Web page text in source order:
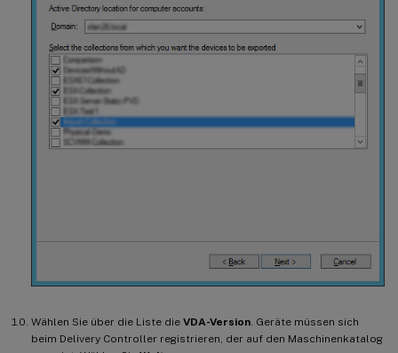
Wählen Sie über die Liste die VDA-Version. Geräte müssen sich
beim Delivery Controller registrieren, der auf den Maschinenkatalog